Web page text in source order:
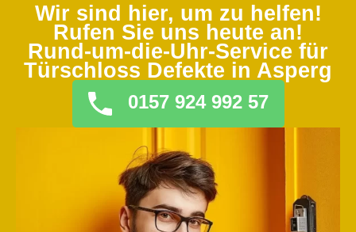
Wir sind hier, um zu helfen!
Rufen Sie uns heute an!
Rund-um-die-Uhr-Service für
Türschloss Defekte in Asperg
0157 924 992 57